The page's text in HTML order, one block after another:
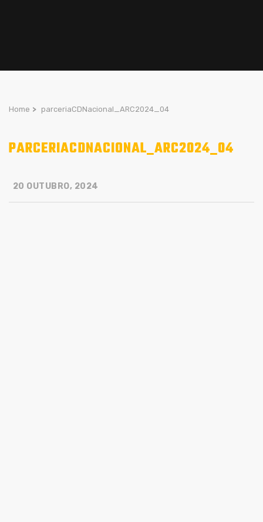
Home > parceriaCDNacional_ARC2024_04
PARCERIACDNACIONAL_ARC2024_04
20 OUTUBRO, 2024